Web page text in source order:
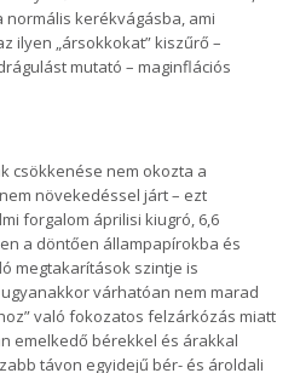
kerékvágásba, ami
ilyen „ársokkokat” kiszűrő –
mutató – maginflációs
csökkenése nem okozta a
növekedéssel járt – ezt
forgalom áprilisi kiugró, 6,6
a döntően állampapírokba és
megtakarítások szintje is
várhatóan nem marad
való fokozatos felzárkózás miatt
emelkedő bérekkel és árakkal
távon egyidejű bér- és ároldali